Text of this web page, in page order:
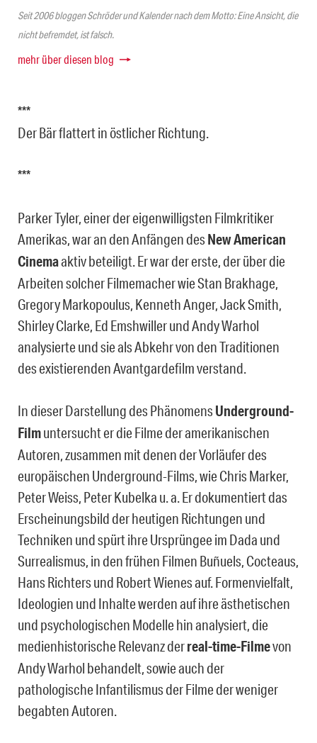
Seit 2006 bloggen Schröder und Kalender nach dem Motto: Eine Ansicht, die
nicht befremdet, ist falsch.
mehr über diesen blog
***
Der Bär flattert in östlicher Richtung.
***
Parker Tyler, einer der eigenwilligsten Filmkritiker
Amerikas, war an den Anfängen desNew American
Cinemaaktiv beteiligt. Er war der erste, der über die
Arbeiten solcher Filmemacher wie Stan Brakhage,
Gregory Markopoulus, Kenneth Anger, Jack Smith,
Shirley Clarke, Ed Emshwiller und Andy Warhol
analysierte und sie als Abkehr von den Traditionen
des existierenden Avantgardefilm verstand.
In dieser Darstellung des PhänomensUnderground-
Filmuntersucht er die Filme der amerikanischen
Autoren, zusammen mit denen der Vorläufer des
europäischen Underground-Films, wie Chris Marker,
Peter Weiss, Peter Kubelka u. a. Er dokumentiert das
Erscheinungsbild der heutigen Richtungen und
Techniken und spürt ihre Ursprüngee im Dada und
Surrealismus, in den frühen Filmen Buñuels, Cocteaus,
Hans Richters und Robert Wienes auf. Formenvielfalt,
Ideologien und Inhalte werden auf ihre ästhetischen
und psychologischen Modelle hin analysiert, die
medienhistorische Relevanz derreal-time-Filmevon
Andy Warhol behandelt, sowie auch der
pathologische Infantilismus der Filme der weniger
begabten Autoren.